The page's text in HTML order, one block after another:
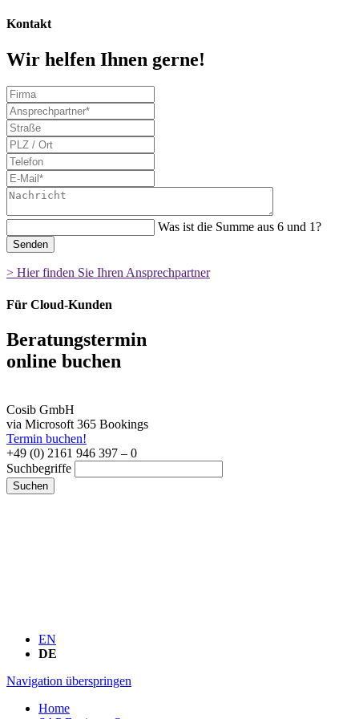
Kontakt
Wir helfen Ihnen gerne!
Was ist die Summe aus 6 und 1?
Senden
> Hier finden Sie Ihren Ansprechpartner
Für Cloud-Kunden
Beratungstermin
online buchen
Cosib GmbH
via Microsoft 365 Bookings
Termin buchen!
+49 (0) 2161 946 397 – 0
Suchbegriffe
Suchen
EN
DE
Navigation überspringen
Home